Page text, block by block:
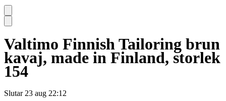
Valtimo Finnish Tailoring brun
kavaj, made in Finland, storlek
154
Slutar 23 aug 22:12